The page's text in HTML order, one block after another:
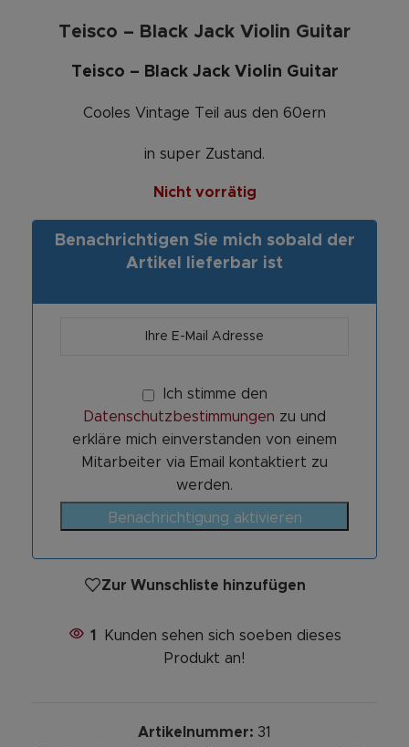
Teisco – Black Jack Violin Guitar
Teisco – Black Jack Violin Guitar
Cooles Vintage Teil aus den 60ern
in super Zustand.
Nicht vorrätig
Benachrichtigen Sie mich sobald der
Artikel lieferbar ist
Ich stimme den
Datenschutzbestimmungen zu und
erkläre mich einverstanden von einem
Mitarbeiter via Email kontaktiert zu
werden.
Benachrichtigung aktivieren
Zur Wunschliste hinzufügen
1
Kunden sehen sich soeben dieses
Produkt an!
Artikelnummer: 31